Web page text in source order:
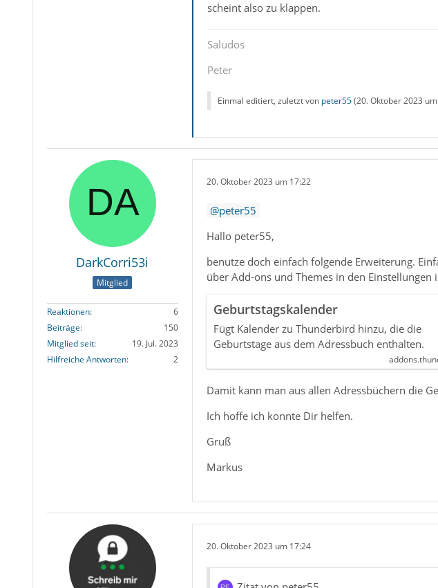
scheint also zu klappen.
Saludos
Peter
Einmal editiert, zuletzt von peter55(20. Oktober 2023
DarkCorri53i
Mitglied
Reaktionen
6
Beiträge
150
Mitglied seit
19. Jul. 2023
Hilfreiche Antworten
2
20. Oktober 2023 um 17:22
peter55
Hallo peter55,
benutze doch einfach folgende Erweiterung.
über Add-ons und Themes in den
Geburtstagskalender
Fügt Kalender zu Thunderbird hinzu, die die
Geburtstage aus dem Adressbuch enthalten.
Damit kann man aus allen Adressbüchern die
Ich hoffe ich konnte Dir helfen.
Gruß
Markus
20. Oktober 2023 um 17:24